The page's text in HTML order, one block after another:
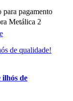
para pagamento
Metálica 2
ilhós de